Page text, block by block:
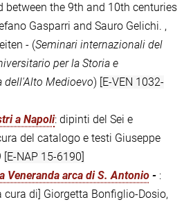
between the 9th and 10th centuries
Gasparri and Sauro Gelichi. ,
- (Seminari internazionali del
per la Storia e
dell'Alto Medioevo) [E-VEN 1032-
a Napoli: dipinti del Sei e
del catalogo e testi Giuseppe
[E-NAP 15-6190]
Veneranda arca di S. Antonio - :
cura di] Giorgetta Bonfiglio-Dosio,